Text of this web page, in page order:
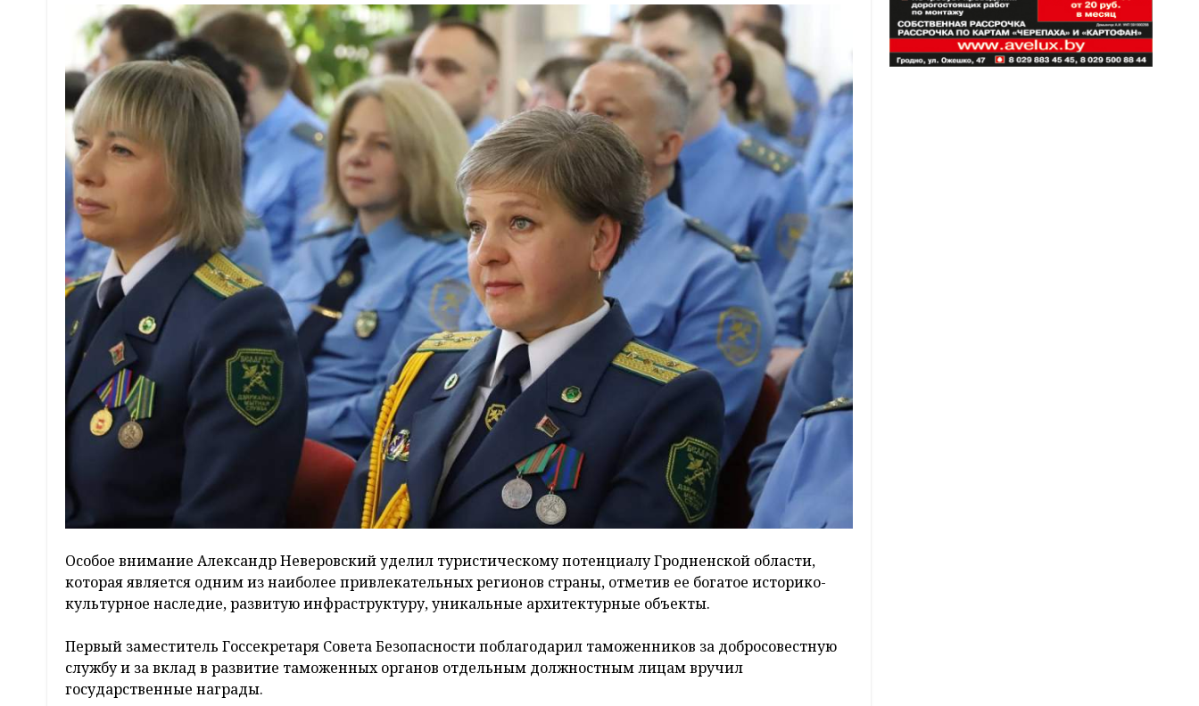
Особое внимание Александр Неверовский уделил туристическому потенциалу Гродненской области,
которая является одним из наиболее привлекательных регионов страны, отметив ее богатое историко-
культурное наследие, развитую инфраструктуру, уникальные архитектурные объекты.
Первый заместитель Госсекретаря Совета Безопасности поблагодарил таможенников за добросовестную
службу и за вклад в развитие таможенных органов отдельным должностным лицам вручил
государственные награды.